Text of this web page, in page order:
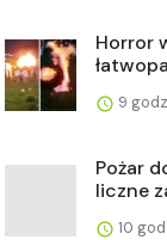
Horror
9
Pożar
liczne
10